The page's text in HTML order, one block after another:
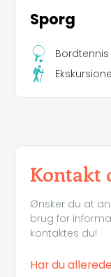
Sporg
Bordtennis
Kontakt
Ønsker du at
brug for
kontaktes du!
Har du